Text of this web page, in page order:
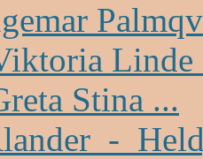
Stina ...
-